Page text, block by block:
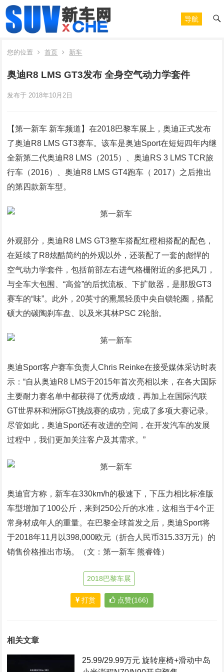
导航
您的位置 首页 新车
奥迪R8 LMS GT3发布 全身空气动力学套件
发布于 2018年10月2日
【第一新车 新车频道】在2018巴黎车展上，奥迪正式发布
了奥迪R8 LMS GT3赛车。该车是奥迪Sport在短短四年内继
全新第二代奥迪R8 LMS（2015）、奥迪RS 3 LMS TCR旅
行车（2016）、奥迪R8 LMS GT4跑车（ 2017）之后推出
的第四款新车型。
外观部分，奥迪R8 LMS GT3整车搭配红橙相搭配的配色，
在延续了R8炫酷简约的外观以外，还装配了一套的彪悍的
空气动力学套件，包括前部左右进气格栅附近的多把风刀，
与全车大包围、“高耸”的后扰流板、下扩散器，是那股GT3
赛车的“味”。此外，20英寸的熏黑轻质中央自锁轮圈，搭配
硕大的碳陶刹车盘、以及米其林PSC 2轮胎。
奥迪Sport客户赛车负责人Chris Reinke在接受媒体采访时表
示：“自从奥迪R8 LMS于2015年首次亮相以来，在各大国际
主要耐力赛名单中都获得了优秀成绩，再加上在国际汽联
GT世界杯和洲际GT挑战赛的成功，完成了多项大赛记录。
尽管如此，奥迪Sport还有改进的空间，在开发汽车的发展
过程中，我们更加关注客户及其需求。”
奥迪官方称，新车在330km/h的极速下，下压力相比标准版
车型增加了100公斤，来到250公斤的水准，这相当于4个正
常身材成年人的重量。在巴黎全球首发之后，奥迪Sport将
于2018年11月以398,000欧元（折合人民币315.33万元）的
销售价格推出市场。（文：第一新车 熊睿锋）
2018巴黎车展
打赏 点赞(166)
相关文章
25.99/29.99万元 旋转座椅+滑动中岛